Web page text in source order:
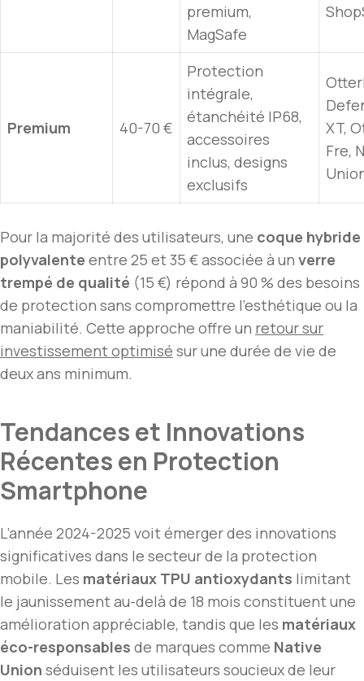
premium,
MagSafe
Premium 40-70 €
Protection
intégrale,
étanchéité IP68,
accessoires
inclus, designs
exclusifs
XT,
Fre,
Pour la majorité des utilisateurs, une coque hybride
polyvalente entre 25 et 35 € associée à un verre
trempé de qualité (15 €) répond à 90 % des besoins
de protection sans compromettre l’esthétique ou la
maniabilité. Cette approche offre un retour sur
investissement optimisé sur une durée de vie de
deux ans minimum.
Tendances et Innovations
Récentes en Protection
Smartphone
L’année 2024-2025 voit émerger des innovations
significatives dans le secteur de la protection
mobile. Les matériaux TPU antioxydants limitant
le jaunissement au-delà de 18 mois constituent une
amélioration appréciable, tandis que les matériaux
éco-responsables de marques comme Native
Union séduisent les utilisateurs soucieux de leur